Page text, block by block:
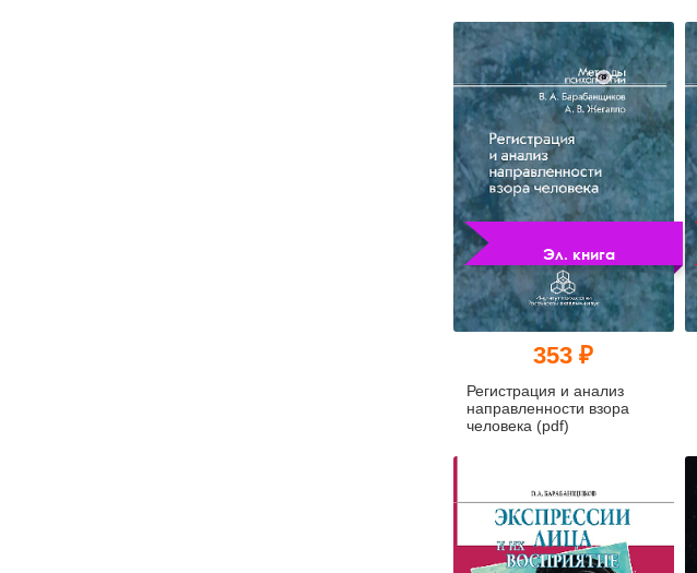
Эл. книга
353 ₽
Регистрация и анализ
направленности взора
человека (pdf)